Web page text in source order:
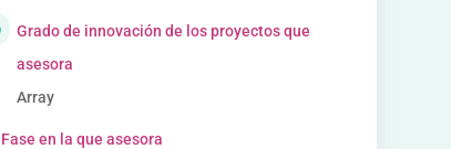
Grado de innovación de los proyectos que
asesora
Array
Fase en la que asesora